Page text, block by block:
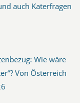
auch Katerfragen
Wie wäre
Von Österreich